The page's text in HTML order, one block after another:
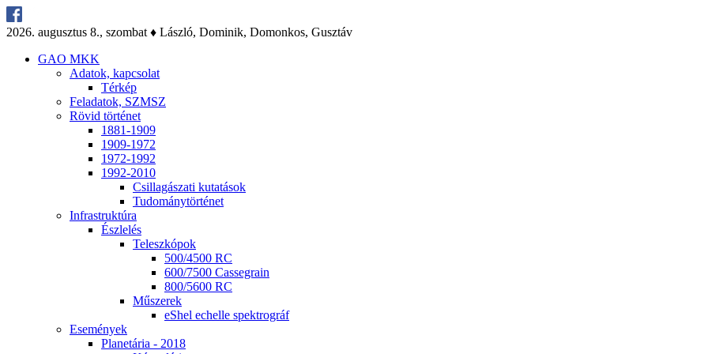
2026. au­gusz­tus 8., szom­bat ♦ Lász­ló, Do­mi­nik, Do­mon­kos, Gusz­táv
GAO MKK
Ada­tok, kap­cso­lat
Tér­kép
Fel­ada­tok, SZMSZ
Rö­vid tör­té­net
1881-1909
1909-1972
1972-1992
1992-2010
Csil­la­gá­sza­ti ku­ta­tá­sok
Tu­do­mány­tör­té­net
Inf­ra­struk­tú­ra
Ész­le­lés
Te­lesz­kó­pok
500/4500 RC
600/7500 Cas­seg­ra­in
800/5600 RC
Mű­sze­rek
eS­hel echel­le spekt­ro­gráf
Ese­mé­nyek
Pla­ne­tá­ria - 2018